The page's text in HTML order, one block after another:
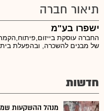
תיאור חברה
ישפרו בע"מ
החברה עוסקת
של מבנים להשכרה, ובהפעלת בית
חדשות
מנהל ההשקעות